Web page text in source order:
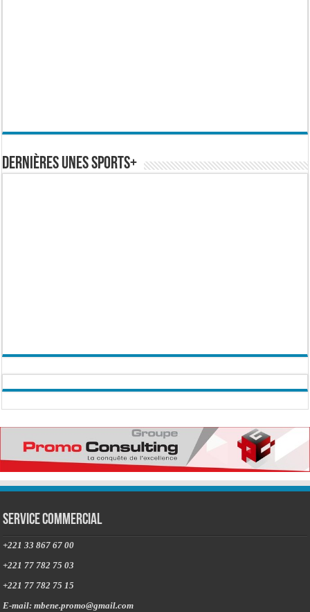
Dernières Unes Sports+
Service commercial
+221 33 867 67 00
+221 77 782 75 03
+221 77 782 75 15
E-mail: mbene.promo@gmail.com